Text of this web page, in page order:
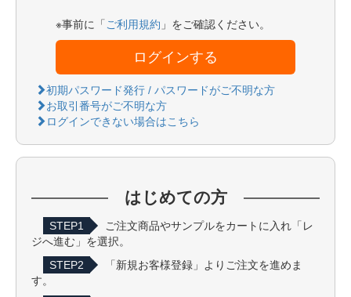
※事前に「 ご利用規約 」をご確認ください。
ログインする
初期パスワード発行 / パスワードがご不明な方
お取引番号がご不明な方
ログインできない場合はこちら
はじめての方
STEP1
ご注文商品やサンプルをカートに入れ「レ
ジへ進む」を選択。
STEP2
「新規お客様登録」よりご注文を進めま
す。